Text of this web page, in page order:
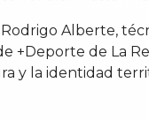
Alberte,
+Deporte de La
y la identidad